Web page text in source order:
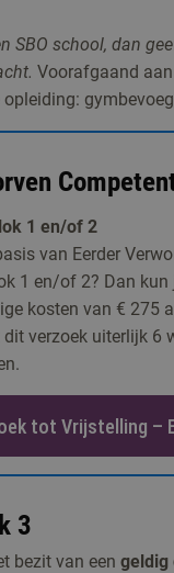
SBO school, dan
Voorafgaand
1 en/of 2
van Eerder
1 en/of 2? Dan
kosten van € 275
verzoek uiterlijk 6
tot Vrijstelling –
3
bezit van eengeldig